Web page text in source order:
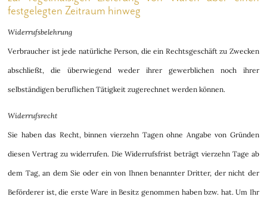
festgelegten Zeitraum hinweg
Widerrufsbelehrung
Verbraucher ist jede natürliche Person, die ein Rechtsgeschäft zu Zwecken
abschließt, die überwiegend weder ihrer gewerblichen noch ihrer
selbständigen beruflichen Tätigkeit zugerechnet werden können.
Widerrufsrecht
Sie haben das Recht, binnen vierzehn Tagen ohne Angabe von Gründen
diesen Vertrag zu widerrufen. Die Widerrufsfrist beträgt vierzehn Tage ab
dem Tag, an dem Sie oder ein von Ihnen benannter Dritter, der nicht der
Beförderer ist, die erste Ware in Besitz genommen haben bzw. hat. Um Ihr